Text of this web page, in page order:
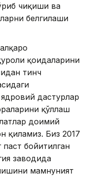
чиқиши ва
белгилаши
қоидаларини
тинч
дастурлар
қўллаш
доимий
қиламиз. Биз 2017
бойитилган
заводида
мамнуният